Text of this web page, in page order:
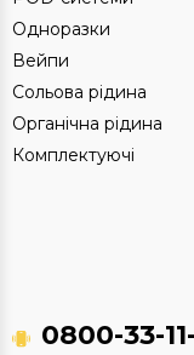
Одноразки
Вейпи
Сольова рідина
Органічна рідина
Комплектуючі
0800-33-